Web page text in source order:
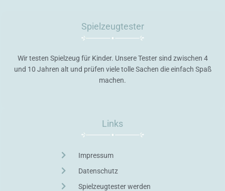
Spielzeugtester
Wir testen Spielzeug für Kinder. Unsere Tester sind zwischen 4
und 10 Jahren alt und prüfen viele tolle Sachen die einfach Spaß
machen.
Links
Impressum
Datenschutz
Spielzeugtester werden